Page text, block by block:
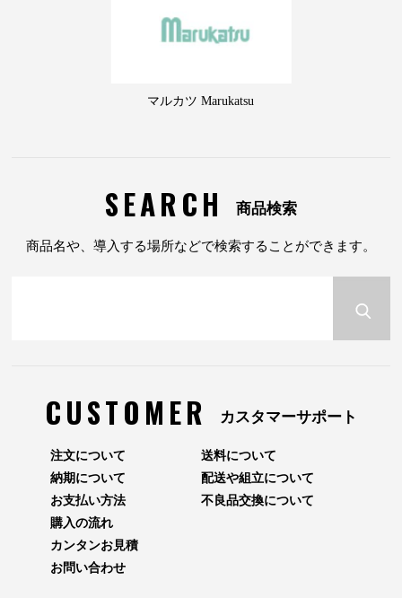
マルカツ Marukatsu
SEARCH 商品検索
商品名や、導入する場所などで検索することができます。
CUSTOMER カスタマーサポート
注文について
納期について
お支払い方法
送料について
配送や組立について
不良品交換について
購入の流れ
カンタンお見積
お問い合わせ